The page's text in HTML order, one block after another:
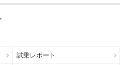
試乗レポート